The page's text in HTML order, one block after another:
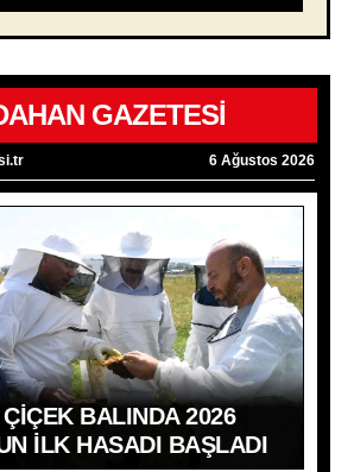
GAZETESİ
6 Ağustos 2026
BALINDA 2026
İLK HASADI BAŞLADI